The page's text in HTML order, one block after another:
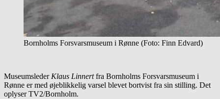
Bornholms Forsvarsmuseum i Rønne (Foto: Finn Edvard)
Museumsleder Klaus Linnertfra Bornholms Forsvarsmuseum i
Rønne er med øjeblikkelig varsel blevet bortvist fra sin stilling. Det
oplyser TV2/Bornholm.